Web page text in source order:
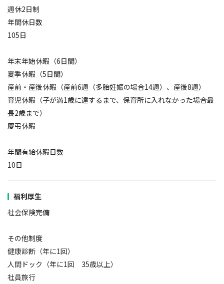
週休2日制
年間休日数
105日
年末年始休暇（6日間）
夏季休暇（5日間）
産前・産後休暇（産前6週（多胎妊娠の場合14週）、産後8週）
育児休暇（子が満1歳に達するまで、保育所に入れなかった場合最
長2歳まで）
慶弔休暇
年間有給休暇日数
10日
福利厚生
社会保険完備
その他制度
健康診断（年に1回）
人間ドック（年に1回 35歳以上）
社員旅行